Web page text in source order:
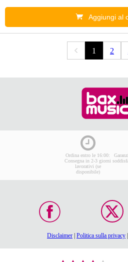
Aggiungi al
1 2
Ordina entro le 16:00:
Consegna in 2-3 giorni
lavorativi (se
disponibile)
Disclaimer Politica sulla privacy